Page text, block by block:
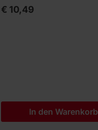
€ 10,49
In den Warenkorb